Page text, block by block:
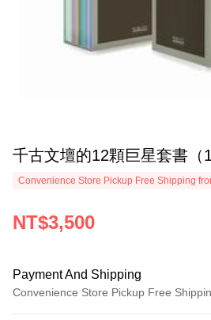
千古文壇的12顆巨星套書（
Convenience Store Pickup Free Shipping
NT$3,500
Payment And Shipping
Convenience Store Pickup Free